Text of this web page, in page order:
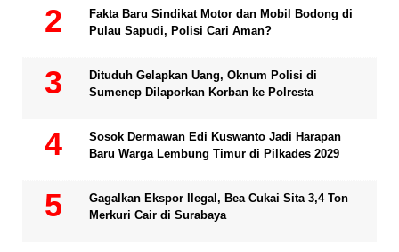
Fakta Baru Sindikat Motor dan Mobil Bodong di
Pulau Sapudi, Polisi Cari Aman?
Dituduh Gelapkan Uang, Oknum Polisi di
Sumenep Dilaporkan Korban ke Polresta
Sosok Dermawan Edi Kuswanto Jadi Harapan
Baru Warga Lembung Timur di Pilkades 2029
Gagalkan Ekspor Ilegal, Bea Cukai Sita 3,4 Ton
Merkuri Cair di Surabaya